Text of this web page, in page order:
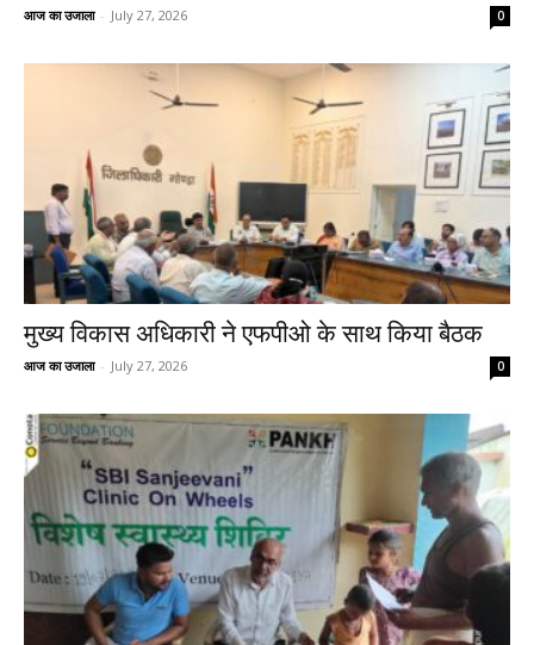
आज का उजाला - July 27, 2026 0
मुख्य विकास अधिकारी ने एफपीओ के साथ किया बैठक
आज का उजाला - July 27, 2026 0